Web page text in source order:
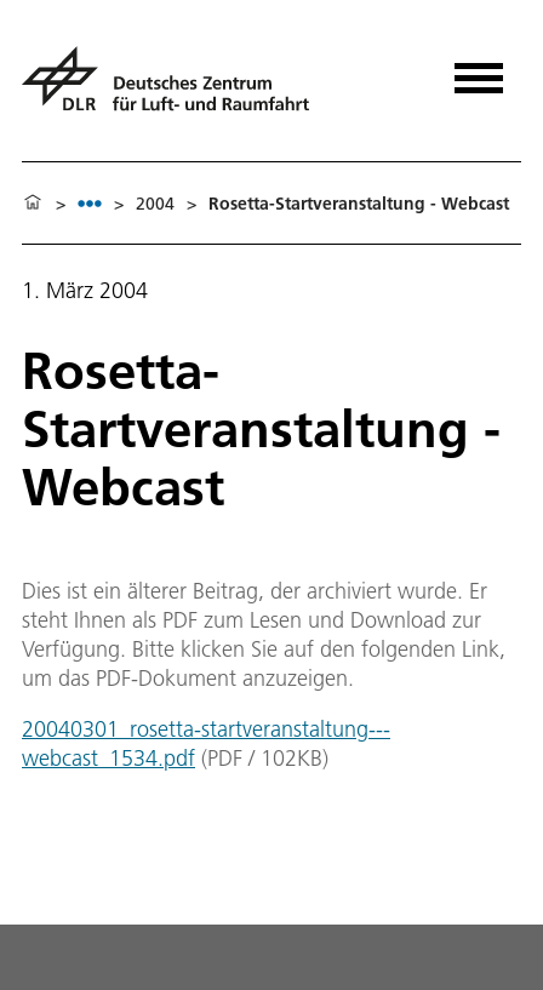
> > 2004 > Rosetta-Startveranstaltung - Webcast
1. März 2004
Rosetta-
Startveranstaltung -
Webcast
Dies ist ein älterer Beitrag, der archiviert wurde. Er
steht Ihnen als PDF zum Lesen und Download zur
Verfügung. Bitte klicken Sie auf den folgenden Link,
um das PDF-Dokument anzuzeigen.
20040301_rosetta-startveranstaltung---
webcast_1534.pdf (PDF / 102KB)